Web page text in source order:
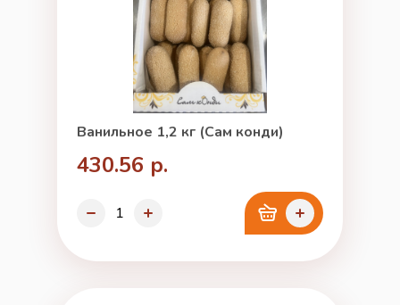
Ванильное 1,2 кг (Сам конди)
430.56 р.